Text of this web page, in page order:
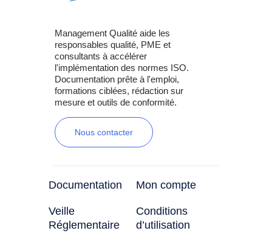
Management Qualité aide les
responsables qualité, PME et
consultants à accélérer
l'implémentation des normes ISO.
Documentation prête à l'emploi,
formations ciblées, rédaction sur
mesure et outils de conformité.
Nous contacter
Documentation
Veille
Réglementaire
Mon compte
Conditions
d’utilisation